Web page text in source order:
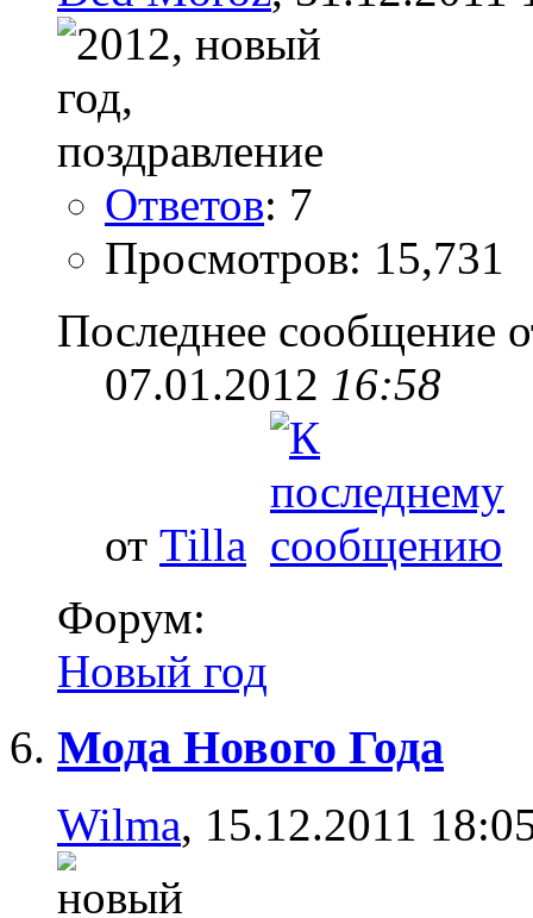
Ответов: 7
Просмотров: 15,731
Последнее сообщение
07.01.2012 16:58
от Tilla
Форум:
Новый год
Мода Нового Года
Wilma, 15.12.2011